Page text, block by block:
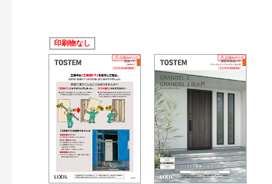
印刷物なし